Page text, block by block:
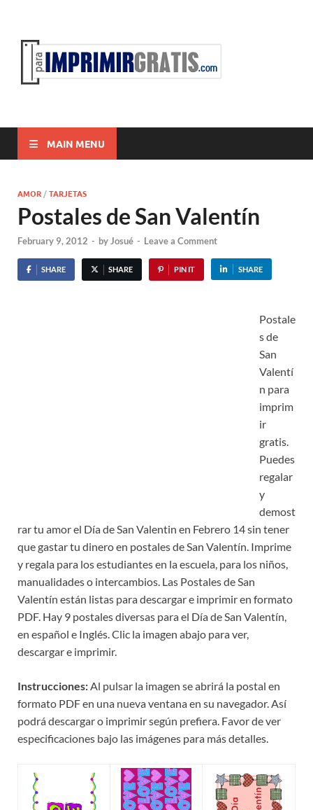
MAIN MENU
AMOR /TARJETAS
Postales de San Valentín
February 9, 2012 - byJosué - Leave a Comment
SHARE SHARE PIN IT SHARE
Postale
s de
San
Valentí
n para
imprim
ir
gratis.
Puedes
regalar
y
demost
rar tu amor el Día de San Valentin en Febrero 14 sin tener
que gastar tu dinero en postales de San Valentín. Imprime
y regala para los estudiantes en la escuela, para los niños,
manualidades o intercambios. Las Postales de San
Valentín están listas para descargar e imprimir en formato
PDF. Hay 9 postales diversas para el Día de San Valentín,
en español e Inglés. Clic la imagen abajo para ver,
descargar e imprimir.
Instrucciones:Al pulsar la imagen se abrirá la postal en
formato PDF en una nueva ventana en su navegador. Así
podrá descargar o imprimir según prefiera. Favor de ver
especificaciones bajo las imágenes para más detalles.